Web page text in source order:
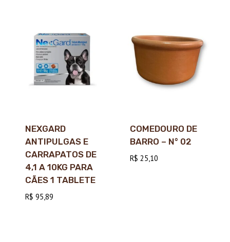
NEXGARD
ANTIPULGAS E
CARRAPATOS DE
4,1 A 10KG PARA
CÃES 1 TABLETE
R$ 95,89
COMEDOURO DE
BARRO – N° 02
R$ 25,10